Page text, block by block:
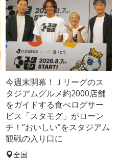
今週末開幕！Ｊリーグのス
タジアムグルメ約2000店舗
をガイドする食べログサー
ビス「スタモグ」がローン
チ！“おいしい”をスタジアム
観戦の入り口に
全国